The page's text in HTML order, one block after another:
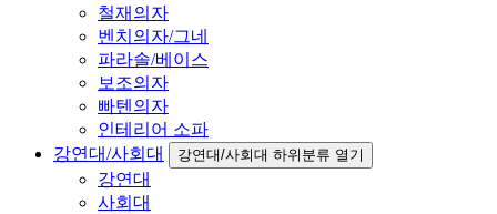
철재의자
벤치의자/그네
파라솔/베이스
보조의자
빠텐의자
인테리어 소파
강연대/사회대
강연대/사회대 하위분류 열기
강연대
사회대